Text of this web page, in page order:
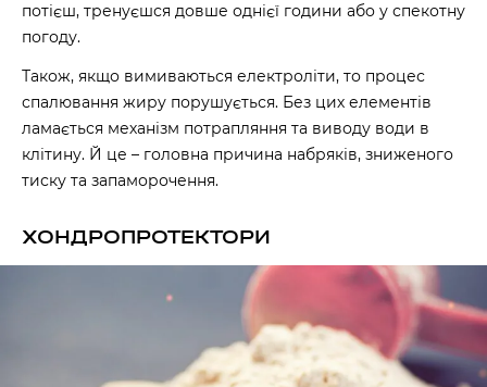
потієш, тренуєшся довше однієї години або у спекотну
погоду.
Також, якщо вимиваються електроліти, то процес
спалювання жиру порушується. Без цих елементів
ламається механізм потрапляння та виводу води в
клітину. Й це – головна причина набряків, зниженого
тиску та запаморочення.
ХОНДРОПРОТЕКТОРИ